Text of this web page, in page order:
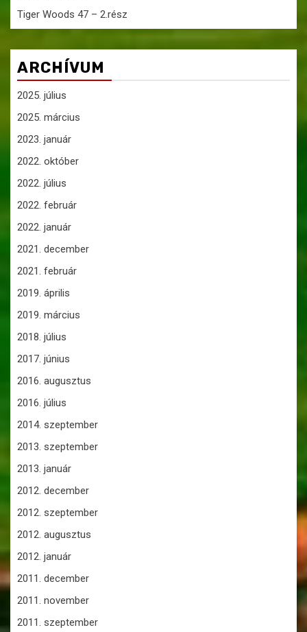
Tiger Woods 47 – 2.rész
ARCHÍVUM
2025. július
2025. március
2023. január
2022. október
2022. július
2022. február
2022. január
2021. december
2021. február
2019. április
2019. március
2018. július
2017. június
2016. augusztus
2016. július
2014. szeptember
2013. szeptember
2013. január
2012. december
2012. szeptember
2012. augusztus
2012. január
2011. december
2011. november
2011. szeptember